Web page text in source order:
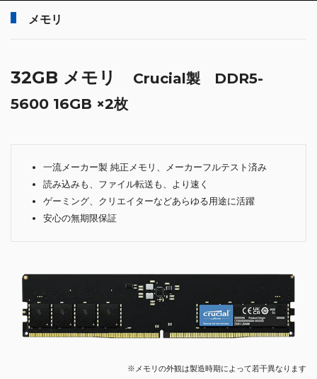
メモリ
32GB メモリ
Crucial製 DDR5-
5600 16GB ×2枚
一流メーカー製 純正メモリ、メーカーフルテスト済み
読み込みも、ファイル転送も、より速く
ゲーミング、クリエイターなどあらゆる用途に活躍
安心の無期限保証
※メモリの外観は製造時期によって若干異なります